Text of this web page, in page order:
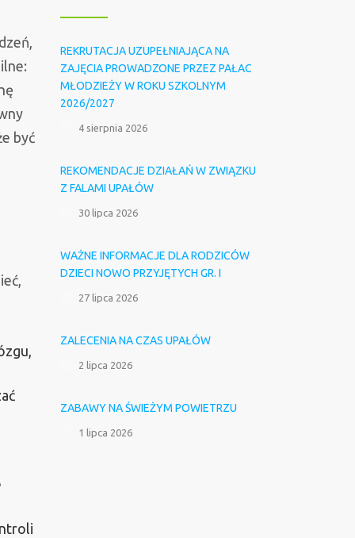
być
REKRUTACJA UZUPEŁNIAJĄCA NA
ZAJĘCIA PROWADZONE PRZEZ PAŁAC
MŁODZIEŻY W ROKU SZKOLNYM
2026/2027
4 sierpnia 2026
REKOMENDACJE DZIAŁAŃ W ZWIĄZKU
Z FALAMI UPAŁÓW
30 lipca 2026
WAŻNE INFORMACJE DLA RODZICÓW
DZIECI NOWO PRZYJĘTYCH GR. I
27 lipca 2026
ZALECENIA NA CZAS UPAŁÓW
2 lipca 2026
ZABAWY NA ŚWIEŻYM POWIETRZU
1 lipca 2026